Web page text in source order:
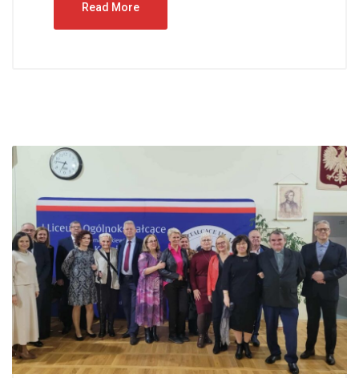
Read More